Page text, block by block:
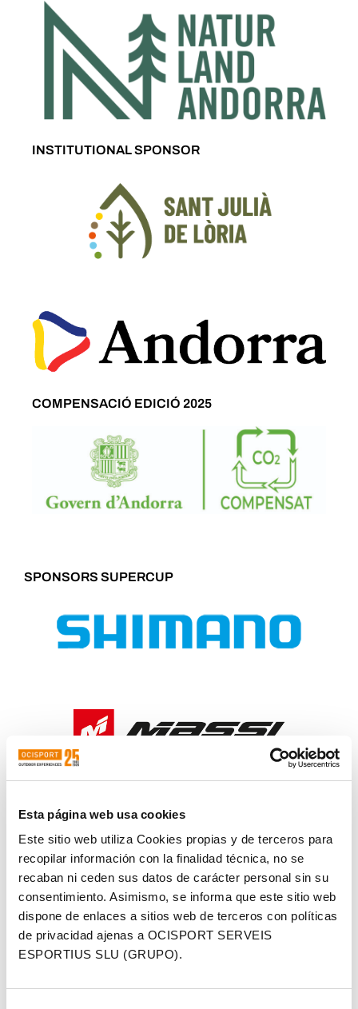
Esta página web usa cookies
Este sitio web utiliza Cookies propias y de terceros para
recopilar información con la finalidad técnica, no se
recaban ni ceden sus datos de carácter personal sin su
consentimiento. Asimismo, se informa que este sitio web
dispone de enlaces a sitios web de terceros con políticas
de privacidad ajenas a OCISPORT SERVEIS
ESPORTIUS SLU (GRUPO).
INSTITUTIONAL SPONSOR
COMPENSACIÓ EDICIÓ 2025
SPONSORS SUPERCUP